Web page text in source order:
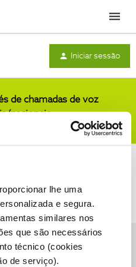
lhe uma
e segura.
similares nos
que são necessários
técnico (cookies
de serviço).
Menu
Iniciar sessão
de chamadas de voz
nacionais
Accessibility statement